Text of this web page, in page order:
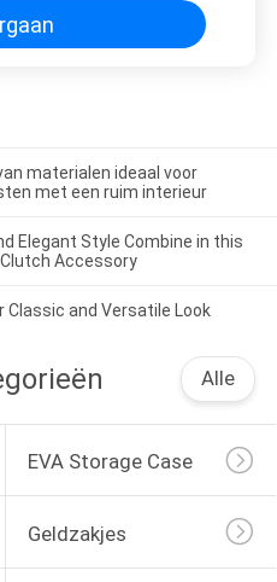
materialen ideaal voor
met een ruim interieur
Elegant Style Combine in this
Accessory
and Versatile Look
Alle
EVA Storage Case
Geldzakjes